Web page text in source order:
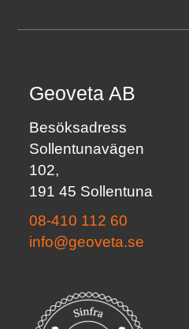
Geoveta AB
Besöksadress
Sollentunavägen
102,
191 45 Sollentuna
08-410 112 60
info@geoveta.se